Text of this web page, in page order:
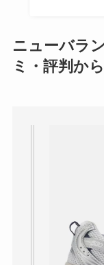
ニューバラ
ミ・評判か